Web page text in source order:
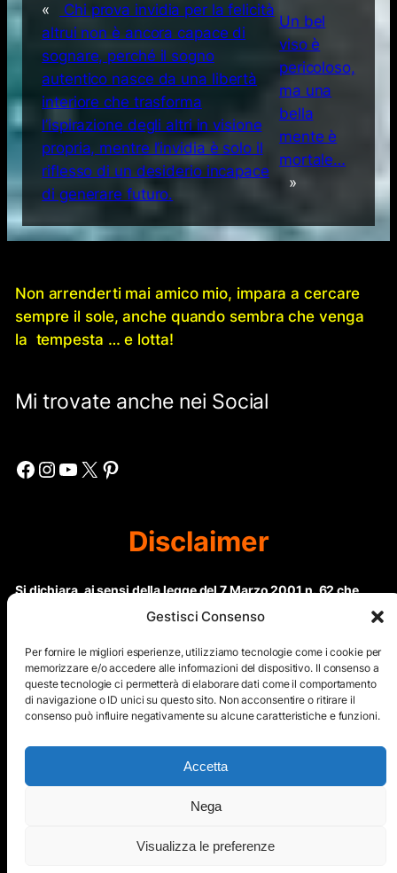
Gestisci Consenso
Per fornire le migliori esperienze, utilizziamo tecnologie come i cookie per
memorizzare e/o accedere alle informazioni del dispositivo. Il consenso a
queste tecnologie ci permetterà di elaborare dati come il comportamento
di navigazione o ID unici su questo sito. Non acconsentire o ritirare il
consenso può influire negativamente su alcune caratteristiche e funzioni.
Accetta
Nega
Visualizza le preferenze
«
Chi prova invidia per la felicità
altrui non è ancora capace di
sognare, perché il sogno
autentico nasce da una libertà
interiore che trasforma
l’ispirazione degli altri in visione
propria, mentre l’invidia è solo il
riflesso di un desiderio incapace
di generare futuro.
Un bel
viso è
pericoloso,
ma una
bella
mente è
mortale…
»
Non arrenderti mai amico mio, impara a cercare
sempre il sole, anche quando sembra che venga
la tempesta … e lotta!
Mi trovate anche nei Social
Facebook Instagram YouTube X Pinterest
Disclaimer
Si dichiara, ai sensi della legge del 7 Marzo 2001 n. 62 che
questo sito non rientra nella categoria di “Informazione
regolari. Le immagini dei collaboratori detentori del
Copyright © sono riproducibili solo dietro specifica
autorizzazione. Il contenuto del sito, comprensivo di testi e
immagini, eccetto dove espressamente specificato, è
protetto da Copyright © e non può essere riprodotto e
diffuso tramite nessun mezzo elettronico o cartaceo senza
esplicita autorizzazione scritta da parte dello staff di ”Il Mare
nel cuore”
Mappa del Sito